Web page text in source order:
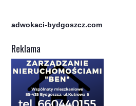
adwokaci-bydgoszcz.com
Reklama